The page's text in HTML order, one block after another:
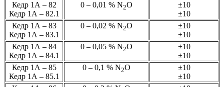
Кедр 1А – 82
Кедр 1А – 82.1
0 – 0,01 % N2О
±10
±10
Кедр 1А – 83
Кедр 1А – 83.1
0 – 0,02 % N2О
±10
±10
Кедр 1А – 84
Кедр 1А – 84.1
0 – 0,05 % N2О
±10
±10
Кедр 1А – 85
Кедр 1А – 85.1
0 – 0,1 % N2О
±10
±10